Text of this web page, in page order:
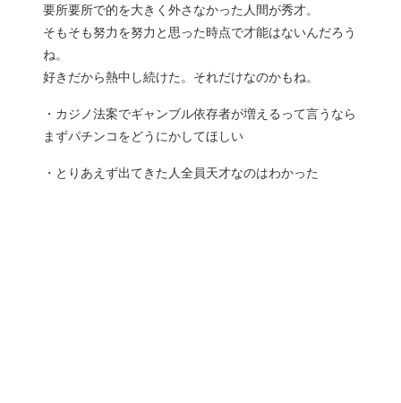
要所要所で的を大きく外さなかった人間が秀才。
そもそも努力を努力と思った時点で才能はないんだろう
ね。
好きだから熱中し続けた。それだけなのかもね。
・カジノ法案でギャンブル依存者が増えるって言うなら
まずパチンコをどうにかしてほしい
・とりあえず出てきた人全員天才なのはわかった